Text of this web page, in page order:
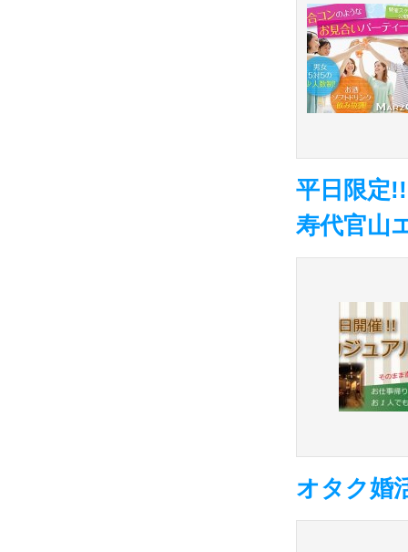
平日限定
寿代官山
オタク婚